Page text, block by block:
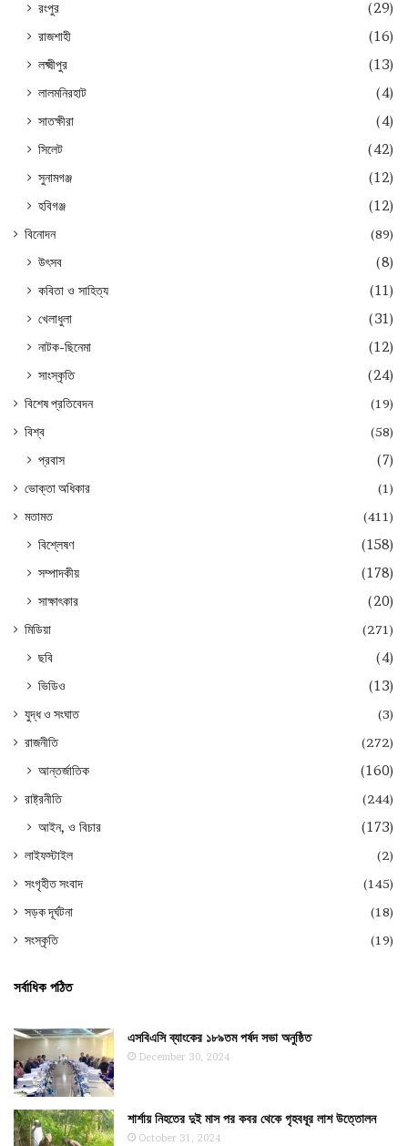
রংপুর
(29)
রাজশাহী
(16)
লক্ষ্মীপুর
(13)
লালমনিরহাট
(4)
সাতক্ষীরা
(4)
সিলেট
(42)
সুনামগঞ্জ
(12)
হবিগঞ্জ
(12)
বিনোদন (89)
উৎসব
(8)
কবিতা ও সাহিত্য
(11)
খেলাধুলা
(31)
নাটক-ছিনেমা
(12)
সাংস্কৃতি
(24)
বিশেষ প্রতিবেদন
(19)
বিশ্ব
(58)
প্রবাস (7)
ভোক্তা অধিকার
(1)
মতামত
(411)
বিশ্লেষণ
(158)
সম্পাদকীয়
(178)
সাক্ষাৎকার
(20)
মিডিয়া (271)
ছবি
(4)
ভিডিও
(13)
যুদ্ধ ও সংঘাত
(3)
রাজনীতি
(272)
আন্তর্জাতিক (160)
রাষ্ট্রনীতি (244)
আইন, ও বিচার (173)
লাইফস্টাইল
(2)
সংগৃহীত সংবাদ
(145)
সড়ক দূর্ঘটনা
(18)
সংস্কৃতি
(19)
সর্বাধিক পঠিত
এসবিএসি ব্যাংকের ১৮৯তম পর্ষদ সভা অনুষ্ঠিত
December 30, 2024
শার্শায় নিহতের দুই মাস পর কবর থেকে গৃহবধূর লাশ উত্তোলন
October 31, 2024